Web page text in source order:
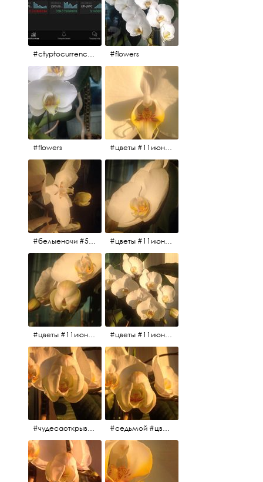
#ctyptocurrency #btc #eth #flowers
#flowers #цветы #11июня2017 #5утра #белыеночи
#белыеночи #5утра #11июня2017 #цветы #цветы #11июня2017 #5утра #белыеночи
#цветы #11июня2017 #цветы #11июня2017
#чудесаоткрываются #красота #чудоприроды #нежность #цветы #прекрасное #седьмой #цветы #жизньналоджии